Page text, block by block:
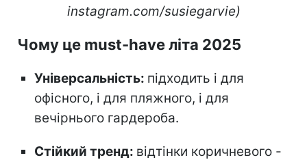
instagram.com/susiegarvie)
Чому це must-have літа 2025
Універсальність: підходить і для
офісного, і для пляжного, і для
вечірнього гардероба.
Стійкий тренд: відтінки коричневого -